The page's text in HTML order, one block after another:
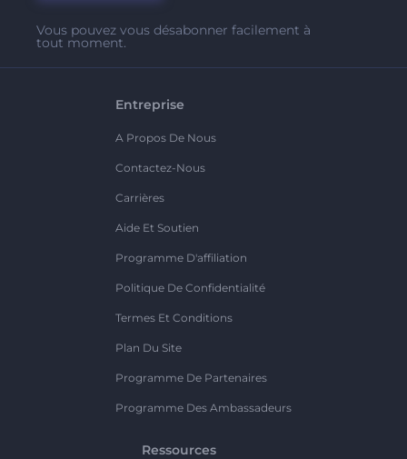
Vous pouvez vous désabonner facilement à
tout moment.
Entreprise
A Propos De Nous
Contactez-Nous
Carrières
Aide Et Soutien
Programme D'affiliation
Politique De Confidentialité
Termes Et Conditions
Plan Du Site
Programme De Partenaires
Programme Des Ambassadeurs
Ressources